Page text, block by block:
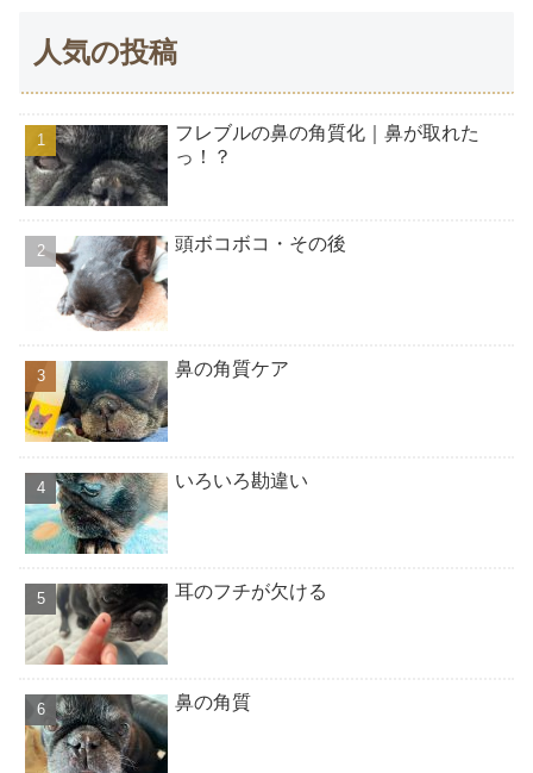
人気の投稿
フレブルの鼻の角質化｜鼻が取れた
っ！？
頭ボコボコ・その後
鼻の角質ケア
いろいろ勘違い
耳のフチが欠ける
鼻の角質